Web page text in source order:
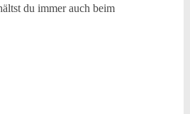
du immer auch beim